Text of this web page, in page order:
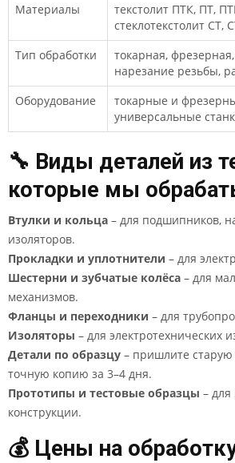
Материалы
текстолит ПТК, ПТ,
стеклотекстолит СТ,
Тип обработки
токарная,
нарезание резьбы,
Оборудование
токарные и
универсальные
🔧 Виды деталей из
которые мы
Втулки и кольца – для подшипников,
изоляторов.
Прокладки и уплотнители – для
Шестерни и зубчатые колёса – для
механизмов.
Фланцы и переходники – для
Изоляторы – для электротехнических
Детали по образцу – пришлите старую
точную копию за 3–4 дня.
Прототипы и тестовые образцы –
конструкции.
💰 Цены на